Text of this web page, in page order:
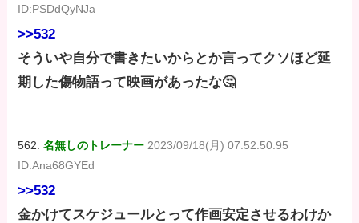
ID:PSDdQyNJa
>>532
そういや自分で書きたいからとか言ってクソほど延
期した傷物語って映画があったな🤔
562:名無しのトレーナー 2023/09/18(月) 07:52:50.95
ID:Ana68GYEd
>>532
金かけてスケジュールとって作画安定させるわけか